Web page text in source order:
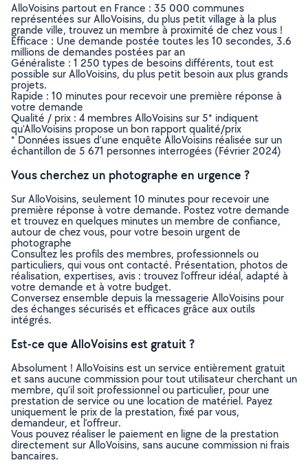
AlloVoisins partout en France : 35 000 communes
représentées sur AlloVoisins, du plus petit village à la plus
grande ville, trouvez un membre à proximité de chez vous !
Efficace : Une demande postée toutes les 10 secondes, 3.6
millions de demandes postées par an
Généraliste : 1 250 types de besoins différents, tout est
possible sur AlloVoisins, du plus petit besoin aux plus grands
projets.
Rapide : 10 minutes pour recevoir une première réponse à
votre demande
Qualité / prix : 4 membres AlloVoisins sur 5* indiquent
qu’AlloVoisins propose un bon rapport qualité/prix
* Données issues d’une enquête AlloVoisins réalisée sur un
échantillon de 5 671 personnes interrogées (Février 2024)
Vous cherchez un photographe en urgence ?
Sur AlloVoisins, seulement 10 minutes pour recevoir une
première réponse à votre demande. Postez votre demande
et trouvez en quelques minutes un membre de confiance,
autour de chez vous, pour votre besoin urgent de
photographe
Consultez les profils des membres, professionnels ou
particuliers, qui vous ont contacté. Présentation, photos de
réalisation, expertises, avis : trouvez l'offreur idéal, adapté à
votre demande et à votre budget.
Conversez ensemble depuis la messagerie AlloVoisins pour
des échanges sécurisés et efficaces grâce aux outils
intégrés.
Est-ce que AlloVoisins est gratuit ?
Absolument ! AlloVoisins est un service entièrement gratuit
et sans aucune commission pour tout utilisateur cherchant un
membre, qu’il soit professionnel ou particulier, pour une
prestation de service ou une location de matériel. Payez
uniquement le prix de la prestation, fixé par vous,
demandeur, et l’offreur.
Vous pouvez réaliser le paiement en ligne de la prestation
directement sur AlloVoisins, sans aucune commission ni frais
bancaires.